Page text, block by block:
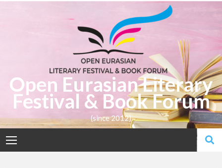
Open Eurasian Literary
Festival & Book Forum
(since 2012)